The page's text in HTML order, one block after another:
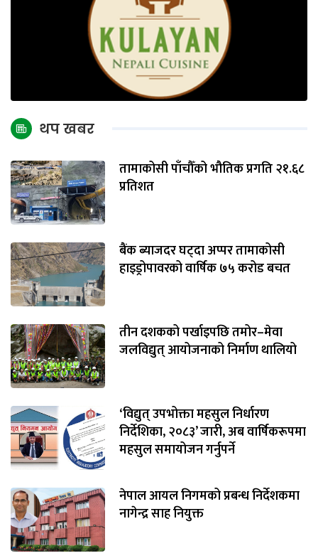
थप खबर
तामाकोसी पाँचौँको भौतिक प्रगति २१.६८
प्रतिशत
बैंक ब्याजदर घट्दा अप्पर तामाकोसी
हाइड्रोपावरको वार्षिक ७५ करोड बचत
तीन दशकको पर्खाइपछि तमोर–मेवा
जलविद्युत् आयोजनाको निर्माण थालियो
‘विद्युत् उपभोक्ता महसुल निर्धारण
निर्देशिका, २०८३’ जारी, अब वार्षिकरूपमा
महसुल समायोजन गर्नुपर्ने
नेपाल आयल निगमको प्रबन्ध निर्देशकमा
नागेन्द्र साह नियुक्त